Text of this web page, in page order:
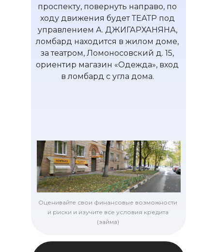
проспекту, повернуть направо, по
ходу движения будет ТЕАТР под
управлением А. ДЖИГАРХАНЯНА,
ломбард находится в жилом доме,
за театром, Ломоносовский д. 15,
ориентир магазин «Одежда», вход
в ломбард с угла дома.
Оценивайте свои финансовые возможности
и риски и изучите все условия кредита
(займа)